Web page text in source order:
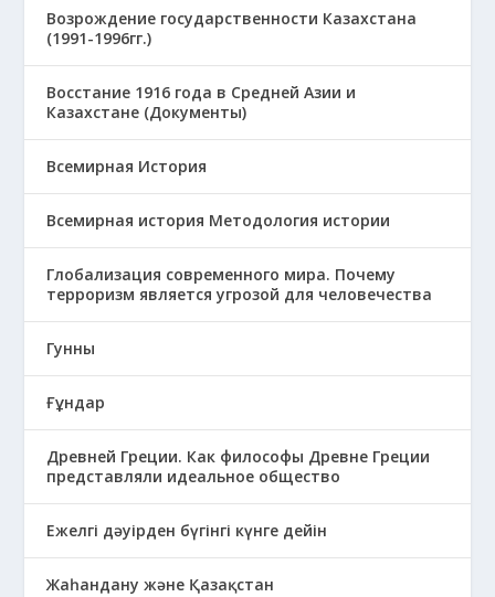
Возрождение государственности Казахстана
(1991-1996гг.)
Восстание 1916 года в Средней Азии и
Казахстане (Документы)
Всемирная История
Всемирная история Методология истории
Глобализация современного мира. Почему
терроризм является угрозой для человечества
Гунны
Ғұндар
Древней Греции. Как философы Древне Греции
представляли идеальное общество
Ежелгі дәуірден бүгінгі күнге дейін
Жаһандану және Қазақстан